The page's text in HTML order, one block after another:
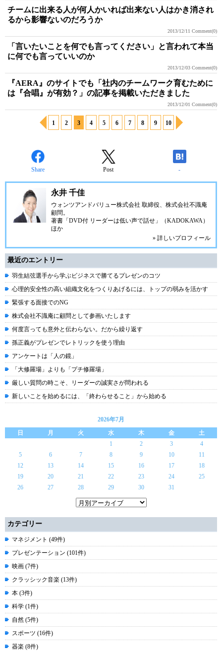
チームに出来る人が何人かいれば出来ない人はかき消され
るから影響ないのだろうか
2013/12/11 Comment(0)
「言いたいことを何でも言ってください」と言われて本当
に何でも言っていいのか
2013/12/03 Comment(0)
『AERA』のサイトでも「社内のチームワーク育むために
は『合唱』が有効？」の記事を掲載いただきました
2013/12/01 Comment(0)
1 2 3 4 5 6 7 8 9 10
Share Post -
永井 千佳
ウォンツアンドバリュー株式会社 取締役、株式会社不識庵
顧問。
著書「DVD付 リーダーは低い声で話せ」（KADOKAWA）
ほか
» 詳しいプロフィール
最近のエントリー
羽生結弦選手から学ぶビジネスで勝てるプレゼンのコツ
心理的安全性の高い組織文化をつくりあげるには、トップの弱みを活かす
緊張する面接でのNG
株式会社不識庵に顧問として参画いたします
何度言っても意外と伝わらない。だから繰り返す
孫正義がプレゼンでレトリックを使う理由
アンケートは「人の鏡」
「大修羅場」よりも「プチ修羅場」
厳しい質問の時こそ、リーダーの誠実さが問われる
新しいことを始めるには、「終わらせること」から始める
2026年7月
日
月 火 水 木 金
土
1
2 3
4
5
6 7 8 9 10
11
12
13 14 15 16 17
18
19
20 21 22 23 24
25
26
27 28 29 30 31
カテゴリー
マネジメント (49件)
プレゼンテーション (101件)
映画 (7件)
クラッシック音楽 (13件)
本 (3件)
科学 (1件)
自然 (5件)
スポーツ (16件)
器楽 (8件)